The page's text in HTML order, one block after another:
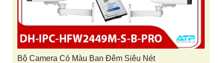
Bộ Camera Có Màu Ban Đêm Siêu Nét